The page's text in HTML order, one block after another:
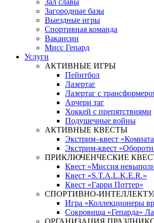
Зал славы
Загородные базы
Выездные игры
Спортивная команда
Вакансии
Мисс Гепард
Услуги
АКТИВНЫЕ ИГРЫ
Пейнтбол
Лазертаг
Лазертаг с
Арчери таг
Хоккей с препятствиями
Подушечные войны
АКТИВНЫЕ КВЕСТЫ
Экстрим–квест
Экстрим-квест
ПРИКЛЮЧЕНЧЕСКИЕ
Квест «Миссия
Квест «S.T.A.L.K.E.R.»
Квест «Гарри Поттер»
СПОРТИВНО-
Игра «Коллекционеры
Сокровища «Гепарда»
ОРГАНИЗАЦИЯ